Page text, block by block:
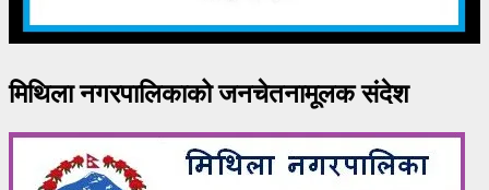
मिथिला नगरपालिकाको जनचेतनामूलक संदेश